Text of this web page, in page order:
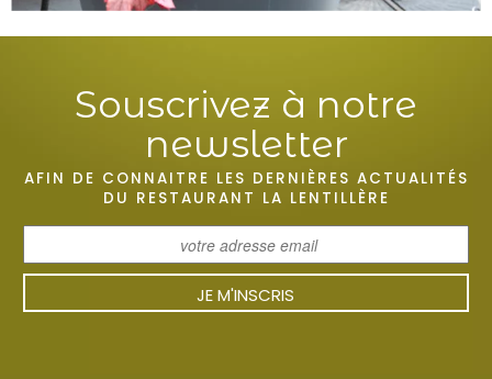
Souscrivez à notre
newsletter
AFIN DE CONNAITRE LES DERNIÈRES ACTUALITÉS
DU RESTAURANT LA LENTILLÈRE
JE M'INSCRIS